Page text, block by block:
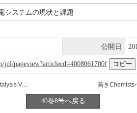
システムの現状と課題
公開日
jnl/pageview?articlecd=4008061700f
若きChemists
Studies in Surface Science and Catalysis Vol.113. Recent Advances in Basic and Aspects of Industrial Catalysis
40巻8号へ戻る